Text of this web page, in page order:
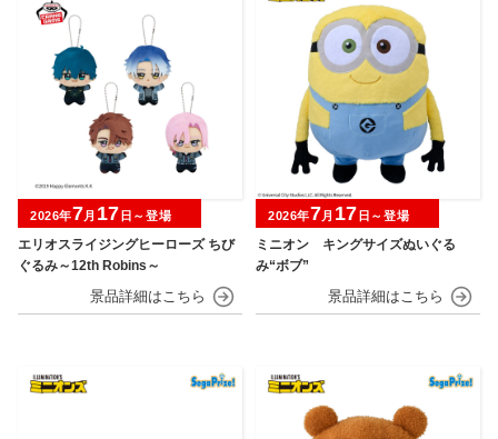
エリオスライジングヒーローズ ちび
ぐるみ～12th Robins～
2026年7月 17 日～登場
ミニオン キングサイズぬいぐる
み“ボブ”
2026年7月 17 日～登場